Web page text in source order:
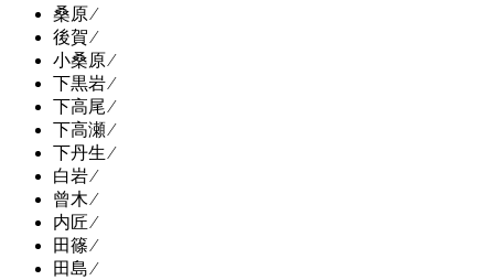
桑原 ⁄
後賀 ⁄
小桑原 ⁄
下黒岩 ⁄
下高尾 ⁄
下高瀬 ⁄
下丹生 ⁄
白岩 ⁄
曾木 ⁄
内匠 ⁄
田篠 ⁄
田島 ⁄